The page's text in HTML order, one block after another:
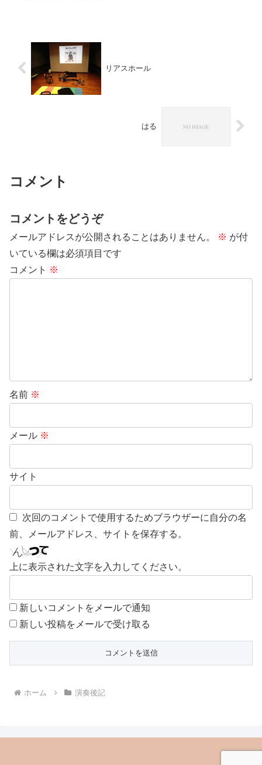
リアスホール
はる
コメント
コメントをどうぞ
メールアドレスが公開されることはありません。 ※ が付
いている欄は必須項目です
コメント ※
名前 ※
メール ※
サイト
次回のコメントで使用するためブラウザーに自分の名
前、メールアドレス、サイトを保存する。
上に表示された文字を入力してください。
新しいコメントをメールで通知
新しい投稿をメールで受け取る
ホーム 演奏後記